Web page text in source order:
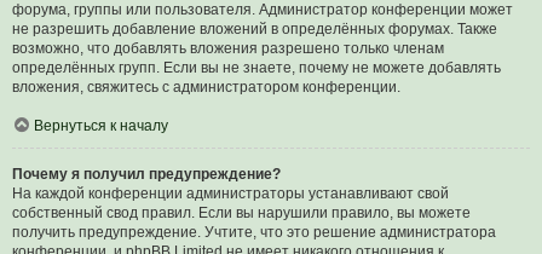
форума, группы или пользователя. Администратор конференции может
не разрешить добавление вложений в определённых форумах. Также
возможно, что добавлять вложения разрешено только членам
определённых групп. Если вы не знаете, почему не можете добавлять
вложения, свяжитесь с администратором конференции.
Вернуться к началу
Почему я получил предупреждение?
На каждой конференции администраторы устанавливают свой
собственный свод правил. Если вы нарушили правило, вы можете
получить предупреждение. Учтите, что это решение администратора